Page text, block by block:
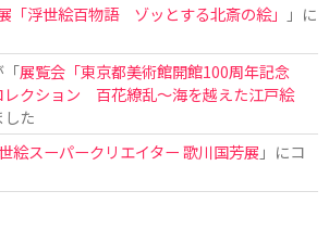
「浮世絵百物語 ゾッとする北斎の絵」
」に
「展覧会「東京都美術館開館100周年記念
レクション 百花繚乱〜海を越えた江戸絵
した
絵スーパークリエイター 歌川国芳展 」にコ